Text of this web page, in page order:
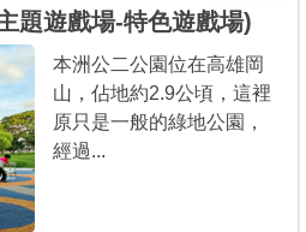
題遊戲場-特色遊戲場)
本洲公二公園位在高雄岡
山，佔地約2.9公頃，這裡
原只是一般的綠地公園，
經過...